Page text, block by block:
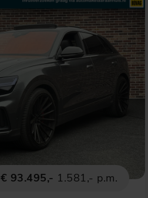
€ 93.495,- 1.581,- p.m.